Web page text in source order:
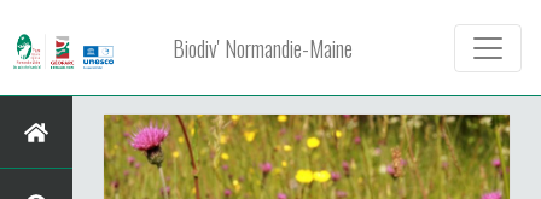
Biodiv' Normandie-Maine